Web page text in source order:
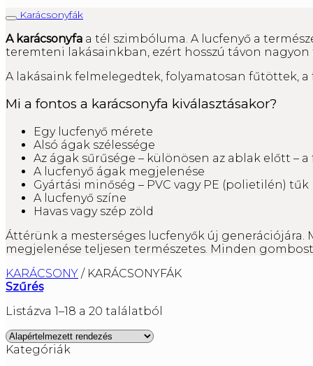
Karácsonyfák
A karácsonyfa a tél szimbóluma. A lucfenyő a
teremteni lakásainkban, ezért hosszú távon nagyon
A lakásaink felmelegedtek, folyamatosan fűtöttek,
Mi a fontos a karácsonyfa kiválasztásakor?
Egy lucfenyő mérete
Alsó ágak szélessége
Az ágak sűrűsége – különösen az ablak előtt – a
A lucfenyő ágak megjelenése
Gyártási minőség – PVC vagy PE (polietilén) tűk
A lucfenyő színe
Havas vagy szép zöld
Áttérünk a mesterséges lucfenyők új
megjelenése teljesen természetes. Minden
KARÁCSONY /KARÁCSONYFÁK
Szűrés
Listázva 1–18 a 20 találatból
Kategóriák